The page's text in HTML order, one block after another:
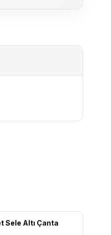
Sele Altı Çanta